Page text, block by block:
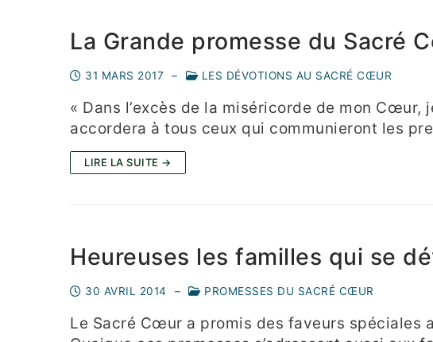
La Grande promesse du Sacré
31 MARS 2017 – LES DÉVOTIONS AU SACRÉ CŒUR
« Dans l’excès de la miséricorde de mon
accordera à tous ceux qui communieront les
LIRE LA SUITE →
Heureuses les familles qui se
30 AVRIL 2014 – PROMESSES DU SACRÉ CŒUR
Le Sacré Cœur a promis des faveurs spéciales